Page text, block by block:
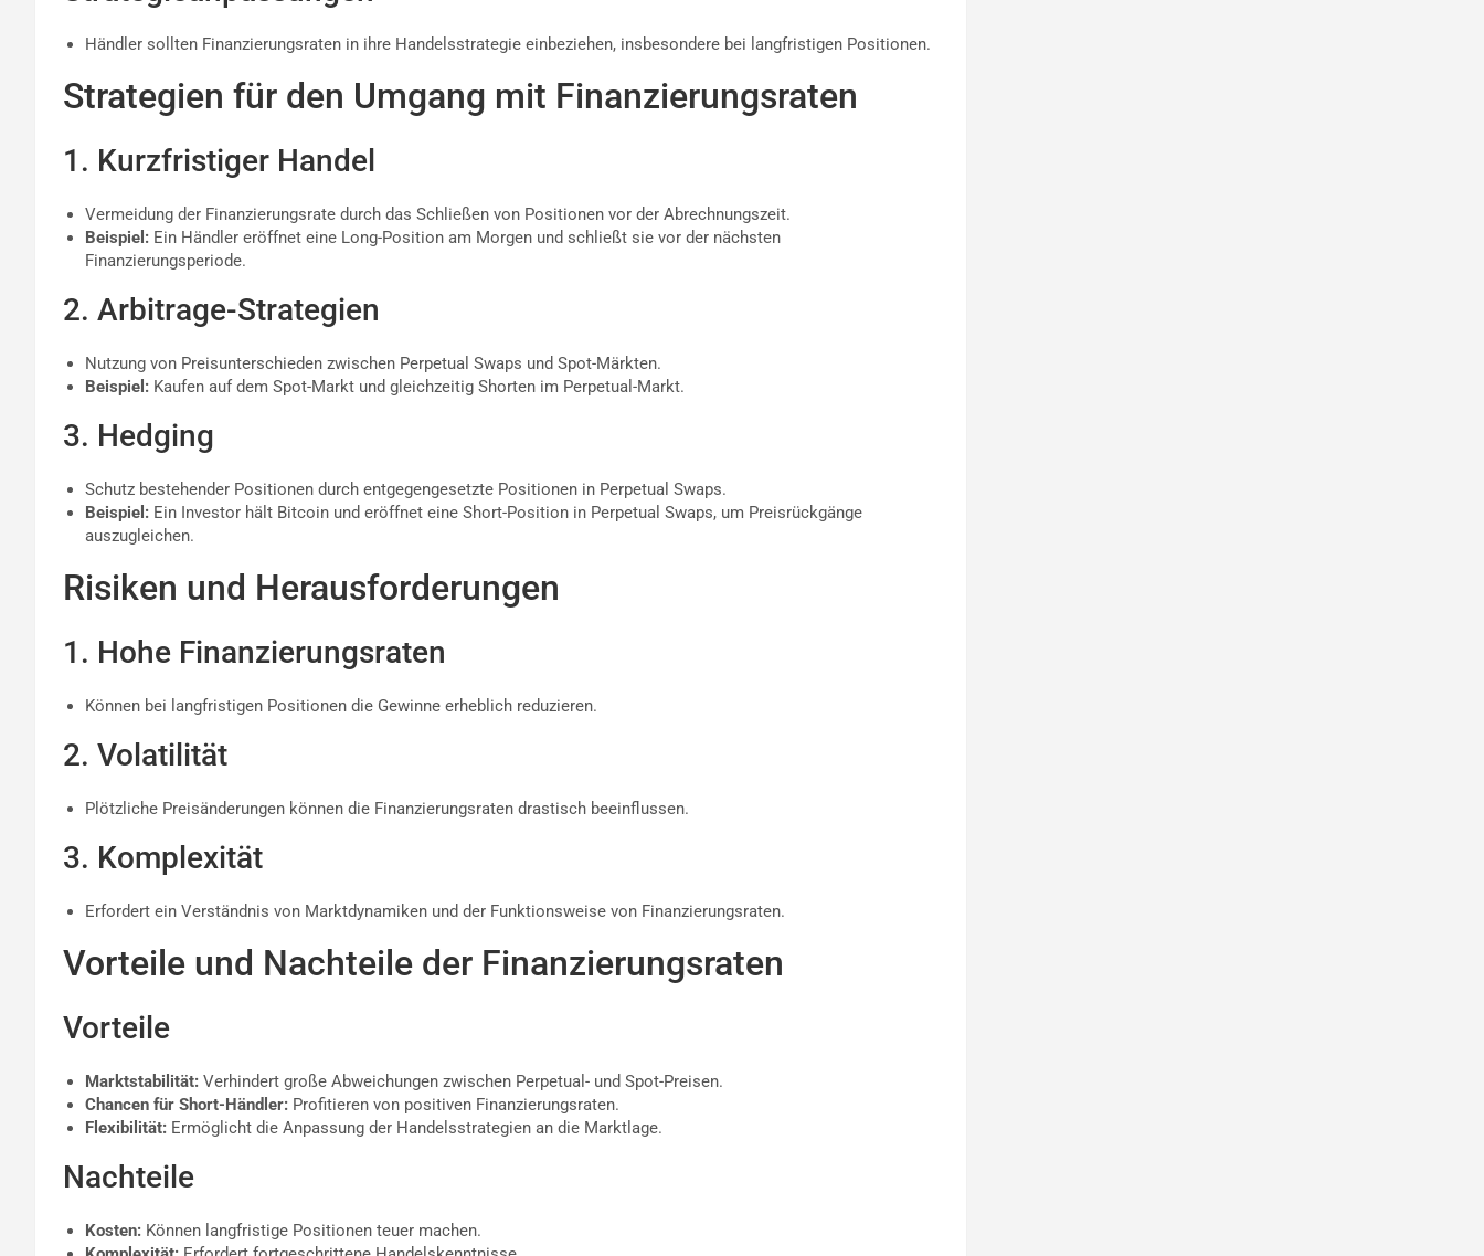
Händler sollten Finanzierungsraten in ihre Handelsstrategie einbeziehen, insbesondere bei langfristigen Positionen.
Strategien für den Umgang mit Finanzierungsraten
1. Kurzfristiger Handel
Vermeidung der Finanzierungsrate durch das Schließen von Positionen vor der Abrechnungszeit.
Beispiel: Ein Händler eröffnet eine Long-Position am Morgen und schließt sie vor der nächsten
Finanzierungsperiode.
2. Arbitrage-Strategien
Nutzung von Preisunterschieden zwischen Perpetual Swaps und Spot-Märkten.
Beispiel: Kaufen auf dem Spot-Markt und gleichzeitig Shorten im Perpetual-Markt.
3. Hedging
Schutz bestehender Positionen durch entgegengesetzte Positionen in Perpetual Swaps.
Beispiel: Ein Investor hält Bitcoin und eröffnet eine Short-Position in Perpetual Swaps, um Preisrückgänge
auszugleichen.
Risiken und Herausforderungen
1. Hohe Finanzierungsraten
Können bei langfristigen Positionen die Gewinne erheblich reduzieren.
2. Volatilität
Plötzliche Preisänderungen können die Finanzierungsraten drastisch beeinflussen.
3. Komplexität
Erfordert ein Verständnis von Marktdynamiken und der Funktionsweise von Finanzierungsraten.
Vorteile und Nachteile der Finanzierungsraten
Vorteile
Marktstabilität: Verhindert große Abweichungen zwischen Perpetual- und Spot-Preisen.
Chancen für Short-Händler: Profitieren von positiven Finanzierungsraten.
Flexibilität: Ermöglicht die Anpassung der Handelsstrategien an die Marktlage.
Nachteile
Kosten: Können langfristige Positionen teuer machen.